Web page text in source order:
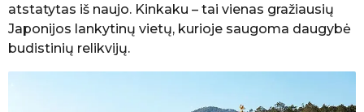
atstatytas iš naujo. Kinkaku – tai vienas gražiausių
Japonijos lankytinų vietų, kurioje saugoma daugybė
budistinių relikvijų.